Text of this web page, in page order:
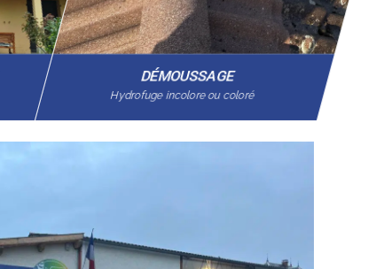
DÉMOUSSAGE
Hydrofuge incolore ou coloré